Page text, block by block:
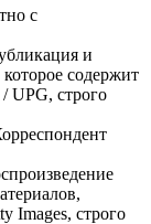
с
и
содержит
UPG, строго
Images, строго